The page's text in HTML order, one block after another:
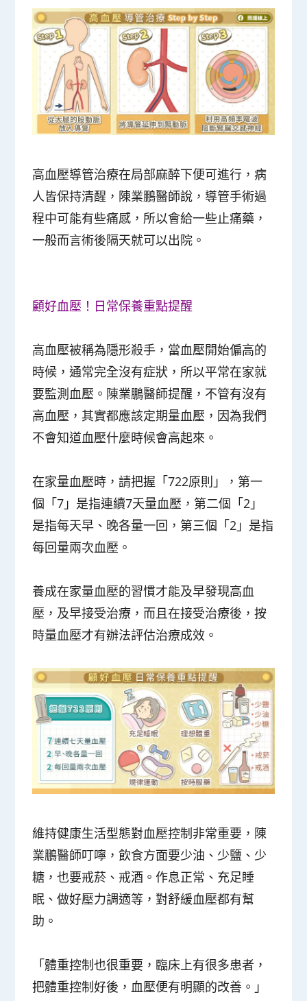
高血壓導管治療在局部麻醉下便可進行，病
人皆保持清醒，陳業鵬醫師說，導管手術過
程中可能有些痛感，所以會給一些止痛藥，
一般而言術後隔天就可以出院。
顧好血壓！日常保養重點提醒
高血壓被稱為隱形殺手，當血壓開始偏高的
時候，通常完全沒有症狀，所以平常在家就
要監測血壓。陳業鵬醫師提醒，不管有沒有
高血壓，其實都應該定期量血壓，因為我們
不會知道血壓什麼時候會高起來。
在家量血壓時，請把握「722原則」，第一
個「7」是指連續7天量血壓，第二個「2」
是指每天早、晚各量一回，第三個「2」是指
每回量兩次血壓。
養成在家量血壓的習慣才能及早發現高血
壓，及早接受治療，而且在接受治療後，按
時量血壓才有辦法評估治療成效。
維持健康生活型態對血壓控制非常重要，陳
業鵬醫師叮嚀，飲食方面要少油、少鹽、少
糖，也要戒菸、戒酒。作息正常、充足睡
眠、做好壓力調適等，對舒緩血壓都有幫
助。
「體重控制也很重要，臨床上有很多患者，
把體重控制好後，血壓便有明顯的改善。」